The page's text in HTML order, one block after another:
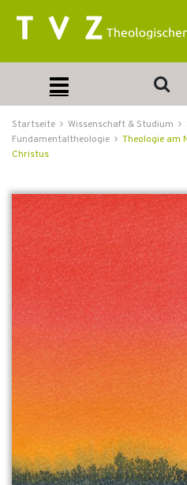
Startseite Wissenschaft & Studium
Fundamentaltheologie
Theologie am
Christus